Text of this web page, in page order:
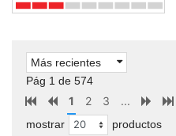
Más recientes
Pág 1 de 574
1 2 3 ...
mostrar productos